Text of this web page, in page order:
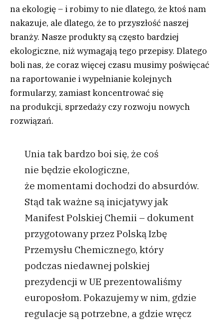
na ekologię – i robimy to nie dlatego, że ktoś nam
nakazuje, ale dlatego, że to przyszłość naszej
branży. Nasze produkty są często bardziej
ekologiczne, niż wymagają tego przepisy. Dlatego
boli nas, że coraz więcej czasu musimy poświęcać
na raportowanie i wypełnianie kolejnych
formularzy, zamiast koncentrować się
na produkcji, sprzedaży czy rozwoju nowych
rozwiązań.
Unia tak bardzo boi się, że coś
nie będzie ekologiczne,
że momentami dochodzi do absurdów.
Stąd tak ważne są inicjatywy jak
Manifest Polskiej Chemii – dokument
przygotowany przez Polską Izbę
Przemysłu Chemicznego, który
podczas niedawnej polskiej
prezydencji w UE prezentowaliśmy
europosłom. Pokazujemy w nim, gdzie
regulacje są potrzebne, a gdzie wręcz